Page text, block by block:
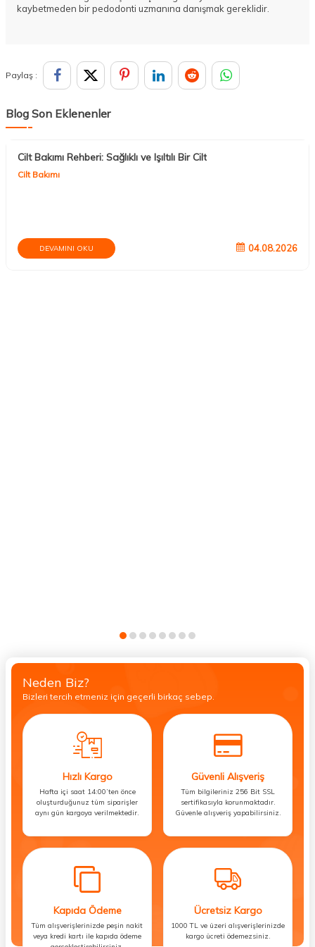
kaybetmeden bir pedodonti uzmanına danışmak gereklidir.
Paylaş :
Blog Son Eklenenler
Cilt Bakımı Rehberi: Sağlıklı ve Işıltılı Bir Cilt
Cilt Bakımı
DEVAMINI OKU 04.08.2026
Neden Biz?
Bizleri tercih etmeniz için geçerli birkaç sebep.
Hızlı Kargo
Hafta içi saat 14:00’ten önce
oluşturduğunuz tüm siparişler
aynı gün kargoya verilmektedir.
Güvenli Alışveriş
Tüm bilgileriniz 256 Bit SSL
sertifikasıyla korunmaktadır.
Güvenle alışveriş yapabilirsiniz.
Kapıda Ödeme
Tüm alışverişlerinizde peşin nakit
veya kredi kartı ile kapıda ödeme
Ücretsiz Kargo
1000 TL ve üzeri alışverişlerinizde
kargo ücreti ödemezsiniz.